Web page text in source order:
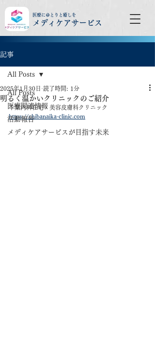
医療にゆとりと癒しを
メディケアサービス
記事
All Posts
医療関連情報
活動報告
メディケアサービスが目指す未来
All Posts
明るく温かいクリニックのご紹介
2025年1月30日 読了時間: 1分
千葉内科在宅・美容皮膚科クリニック
https://chibanaika-clinic.com